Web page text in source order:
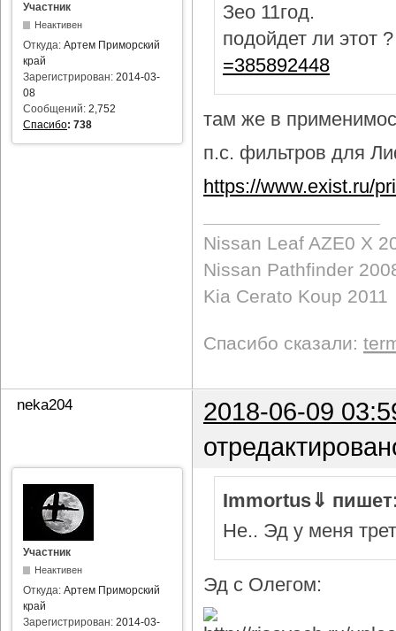
Участник
Неактивен
Откуда: Артем Приморский
край
Зарегистрирован: 2014-03-
08
Сообщений: 2,752
Спасибо: 738
Зео 11год.
подойдет ли этот
=385892448
там же в
п.с. фильтров для
https://www.exist.ru/
Nissan Leaf AZE0 X
Nissan Pathfinder
Kia Cerato Koup 2011
Спасибо сказали:
neka204
2018-06-09
Участник
Неактивен
Откуда: Артем Приморский
край
Зарегистрирован: 2014-03-
Immortus⇓
Не.. Эд у меня
Эд с Олегом: